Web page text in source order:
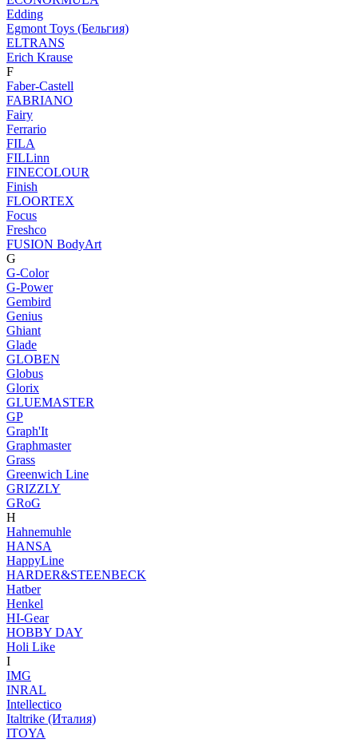
Edding
Egmont Toys (Бельгия)
ELTRANS
Erich Krause
F
Faber-Castell
FABRIANO
Fairy
Ferrario
FILA
FILLinn
FINECOLOUR
Finish
FLOORTEX
Focus
Freshco
FUSION BodyArt
G
G-Color
G-Power
Gembird
Genius
Ghiant
Glade
GLOBEN
Globus
Glorix
GLUEMASTER
GP
Graph'It
Graphmaster
Grass
Greenwich Line
GRIZZLY
GRoG
H
Hahnemuhle
HANSA
HappyLine
HARDER&STEENBECK
Hatber
Henkel
HI-Gear
HOBBY DAY
Holi Like
I
IMG
INRAL
Intellectico
Italtrike (Италия)
ITOYA